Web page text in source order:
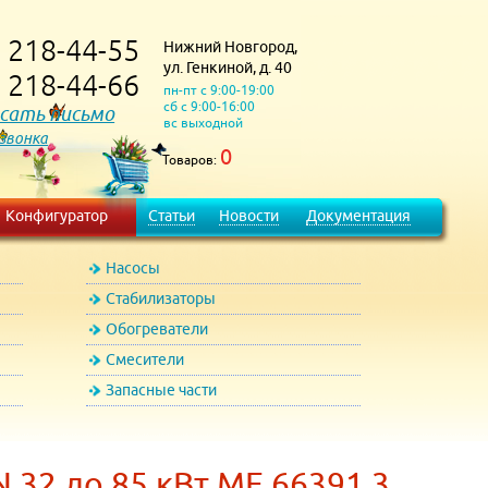
218-44-55
218-44-66
письмо
Нижний Новгород,
ул. Генкиной, д. 40
пн-пт с 9:00-19:00
сб с 9:00-16:00
вс выходной
Товаров: 0
Конфигуратор Статьи Новости Документация
Насосы
Стабилизаторы
Обогреватели
Смесители
Запасные части